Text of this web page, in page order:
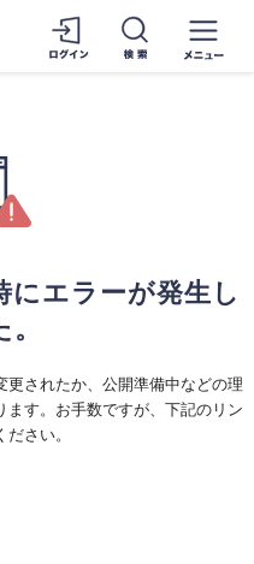
にエラーが発生し
されたか、公開準備中などの理
す。お手数ですが、下記のリン
さい。